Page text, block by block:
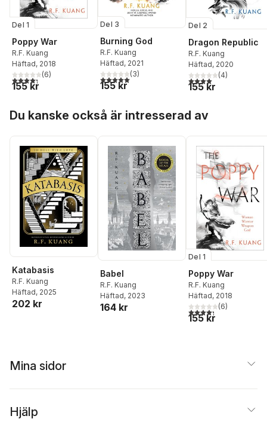
Del 1
Poppy War
R.F. Kuang
Häftad, 2018
4,3utav 5 stjärnor. Totalt antal röster:
(6)
155 kr
Del 3
Burning God
R.F. Kuang
Häftad, 2021
5,0utav 5 stjärnor. Totalt antal röster:
(3)
155 kr
Del 2
Dragon Republic
R.F. Kuang
Häftad, 2020
4,0utav 5 stjärnor.
(4)
155 kr
Du kanske också är intresserad av
Katabasis
R.F. Kuang
Häftad, 2025
202 kr
Babel
R.F. Kuang
Häftad, 2023
164 kr
Del 1
Poppy War
R.F. Kuang
Häftad, 2018
4,3utav 5 stjärnor.
(6)
155 kr
Mina sidor
Hjälp